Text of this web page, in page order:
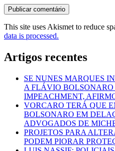
This site uses Akismet to reduce
data is processed.
Artigos recentes
SE NUNES MARQUES
A FLÁVIO
IMPEACHMENT,
VORCARO TERÁ QUE
BOLSONARO EM
ADVOGADOS DE
PROJETOS PARA
PODEM PIORAR